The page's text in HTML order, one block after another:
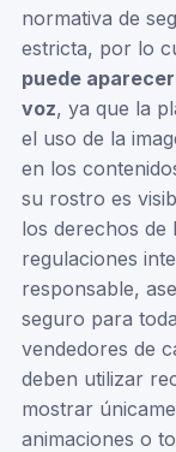
normativa de
estricta, por lo
puede
voz, ya que la
el uso de la
en los
su rostro es
los derechos de
regulaciones
responsable,
seguro para
vendedores de
deben utilizar
mostrar
animaciones o